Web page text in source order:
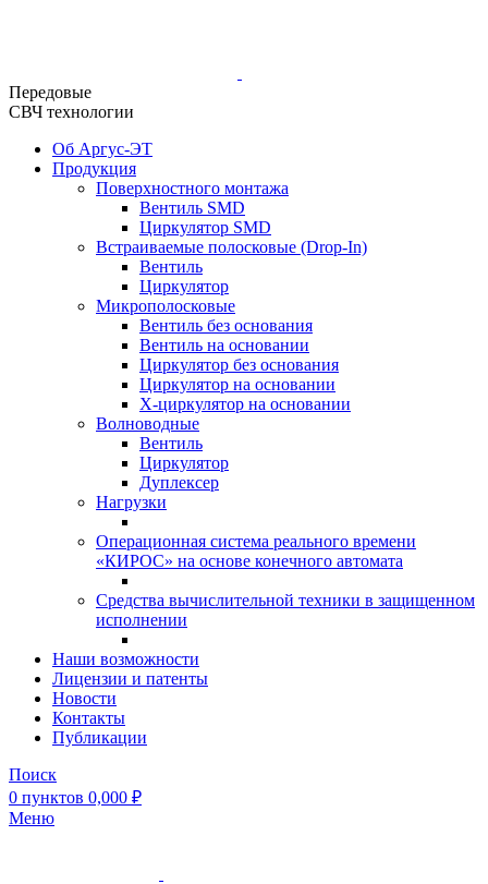
Передовые
СВЧ технологии
Об Аргус-ЭТ
Продукция
Поверхностного монтажа
Вентиль SMD
Циркулятор SMD
Встраиваемые полосковые (Drop-In)
Вентиль
Циркулятор
Микрополосковые
Вентиль без основания
Вентиль на основании
Циркулятор без основания
Циркулятор на основании
Х-циркулятор на основании
Волноводные
Вентиль
Циркулятор
Дуплексер
Нагрузки
Операционная система реального времени
«КИРОС» на основе конечного автомата
Средства вычислительной техники в защищенном
исполнении
Наши возможности
Лицензии и патенты
Новости
Контакты
Публикации
Поиск
0 пунктов 0,000 ₽
Меню